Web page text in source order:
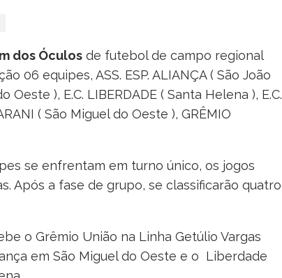
dos Óculos de futebol de campo regional
06 equipes, ASS. ESP. ALIANÇA ( São João
Oeste ), E.C. LIBERDADE ( Santa Helena ), E.C.
( São Miguel do Oeste ), GRÊMIO
se enfrentam em turno único, os jogos
Após a fase de grupo, se classificarão quatro
o Grêmio União na Linha Getúlio Vargas
em São Miguel do Oeste e o Liberdade